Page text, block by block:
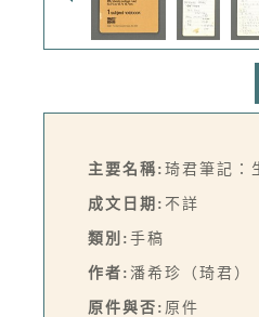
主要名稱: 琦君筆記：
成文日期: 不詳
類別: 手稿
作者: 潘希珍（琦君）
原件與否: 原件